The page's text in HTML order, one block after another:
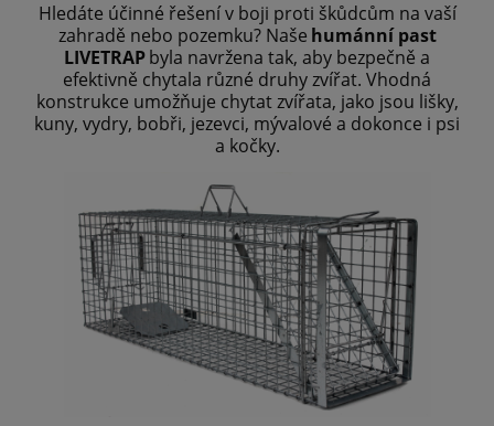
Hledáte účinné řešení v boji proti škůdcům na vaší
zahradě nebo pozemku? Naše humánní past
LIVETRAPbyla navržena tak, aby bezpečně a
efektivně chytala různé druhy zvířat. Vhodná
konstrukce umožňuje chytat zvířata, jako jsou lišky,
kuny, vydry, bobři, jezevci, mývalové a dokonce i psi
a kočky.